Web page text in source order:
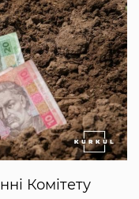
Комітету